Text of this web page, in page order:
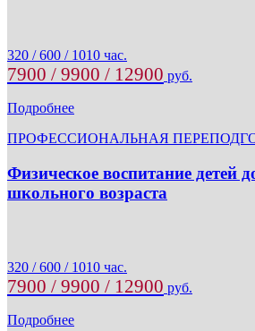
320 / 600 / 1010 час.
7900 / 9900 / 12900 руб.
Подробнее
ПРОФЕССИОНАЛЬНАЯ
Физическое воспитание детей
школьного возраста
320 / 600 / 1010 час.
7900 / 9900 / 12900 руб.
Подробнее